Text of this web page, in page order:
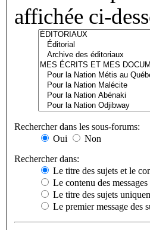
affichée ci-
Rechercher dans les sous-forums:
Oui
Non
Rechercher dans:
Le titre des sujets et le
Le contenu des
Le titre des sujets
Le premier message des